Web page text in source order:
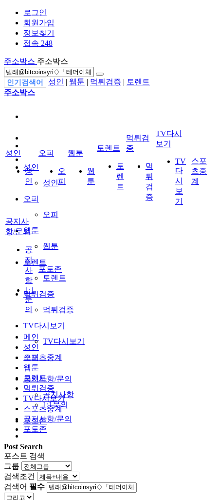
로그인
회원가입
정보찾기
접속 248
주소박스 주소박스
인기검색어 성인 | 웹툰 | 먹튀검증 | 토렌트
주소박스
성인
성인
오피
오피
웹툰
웹툰
토렌트
토렌트
먹튀검증
먹튀검증
TV다시보기
TV다시보기
스포츠중계
공지사항/문의
공지사항
1:1문의
포토존
성인
성
인
오피
오
피
웹툰
웹
툰
토렌트
토
렌
트
먹튀검
증
먹
튀
검
증
TV다시
보기
TV
다
시
보
기
스포
츠중
계
공지사
항/문의
공
지
사
항
1:1
문
의
포토존
메인
성인
오피
웹툰
토렌트
먹튀검증
TV다시보기
스포츠중계
공지사항/문의
포토존
Post Search
포스트 검색
그룹
검색조건
검색어 필수